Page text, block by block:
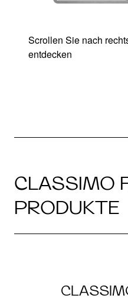
Scrollen Sie nach
entdecken
CLASSIMO
PRODUKTE